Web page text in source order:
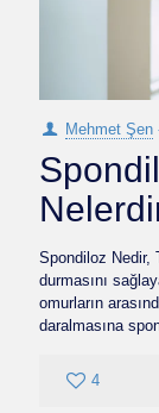
Mehmet Şen
Spondiloz Nedir,
durmasını
omurların
daralmasına
4